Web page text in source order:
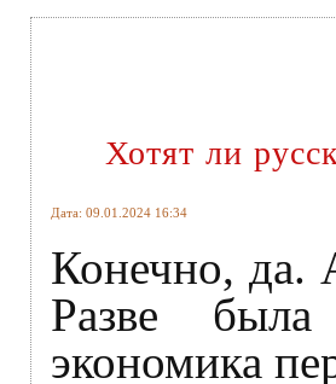
Хотят ли
Дата: 09.01.2024 16:34
Конечно, да.
Разве была
экономика